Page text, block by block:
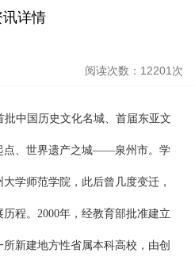
讯详情
阅读次数：12201次
批中国历史文化名城、首届东亚文
点、世界遗产之城——泉州市。学
学师范学院，此后曾几度变迁，
程。2000年，经教育部批准建立
新建地方性省属本科高校，由创